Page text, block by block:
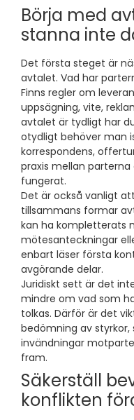
Börja med
stanna inte
Det första steget är
avtalet. Vad har
Finns regler om
uppsägning, vite,
avtalet är tydligt har
otydligt behöver man
korrespondens,
praxis mellan
fungerat.
Det är också vanligt
tillsammans formar
kan ha kompletterats
mötesanteckningar
enbart läser första
avgörande delar.
Juridiskt sett är det
mindre om vad som
tolkas. Därför är det
bedömning av styrkor,
invändningar
fram.
Säkerställ
konflikten